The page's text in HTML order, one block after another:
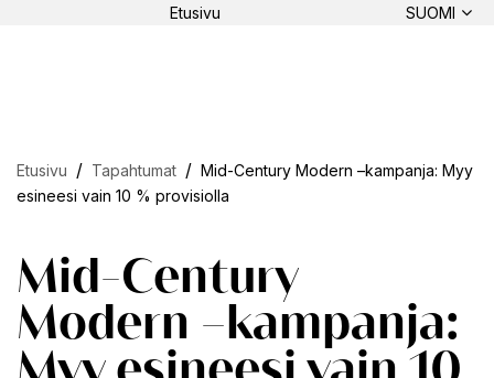
Etusivu SUOMI
Etusivu Tapahtumat
Mid-Century Modern –kampanja: Myy
esineesi vain 10 % provisiolla
Mid-Century
Modern –kampanja: